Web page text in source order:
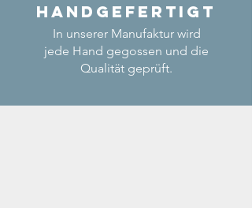
Handgefertigt
In unserer Manufaktur wird
jede Hand gegossen und die
Qualität geprüft.